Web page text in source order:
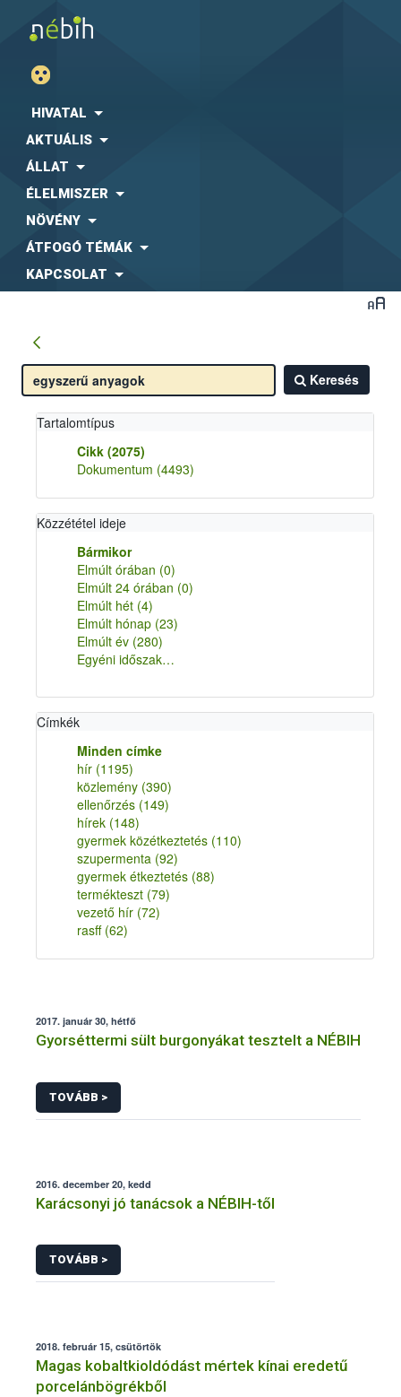
HIVATAL
AKTUÁLIS
ÁLLAT
ÉLELMISZER
NÖVÉNY
ÁTFOGÓ TÉMÁK
KAPCSOLAT
Keresés
Tartalomtípus
Cikk (2075)
Dokumentum (4493)
Közzététel ideje
Bármikor
Elmúlt órában (0)
Elmúlt 24 órában (0)
Elmúlt hét (4)
Elmúlt hónap (23)
Elmúlt év (280)
Egyéni időszak…
Címkék
Minden címke
hír (1195)
közlemény (390)
ellenőrzés (149)
hírek (148)
gyermek közétkeztetés (110)
szupermenta (92)
gyermek étkeztetés (88)
termékteszt (79)
vezető hír (72)
rasff (62)
2017. január 30, hétfő
Gyorséttermi sült burgonyákat tesztelt a NÉBIH
TOVÁBB >
2016. december 20, kedd
Karácsonyi jó tanácsok a NÉBIH-től
TOVÁBB >
2018. február 15, csütörtök
Magas kobaltkioldódást mértek kínai eredetű
porcelánbögrékből